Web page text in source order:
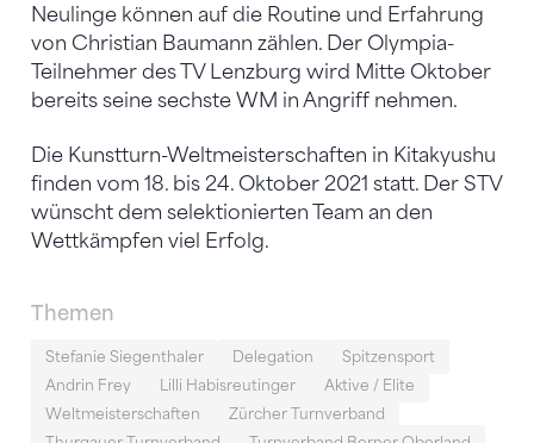
Neulinge können auf die Routine und Erfahrung
von Christian Baumann zählen. Der Olympia-
Teilnehmer des TV Lenzburg wird Mitte Oktober
bereits seine sechste WM in Angriff nehmen.
Die Kunstturn-Weltmeisterschaften in Kitakyushu
finden vom 18. bis 24. Oktober 2021 statt. Der STV
wünscht dem selektionierten Team an den
Wettkämpfen viel Erfolg.
Themen
Stefanie Siegenthaler Delegation
Spitzensport
Andrin Frey
Lilli Habisreutinger
Aktive / Elite
Weltmeisterschaften
Zürcher Turnverband